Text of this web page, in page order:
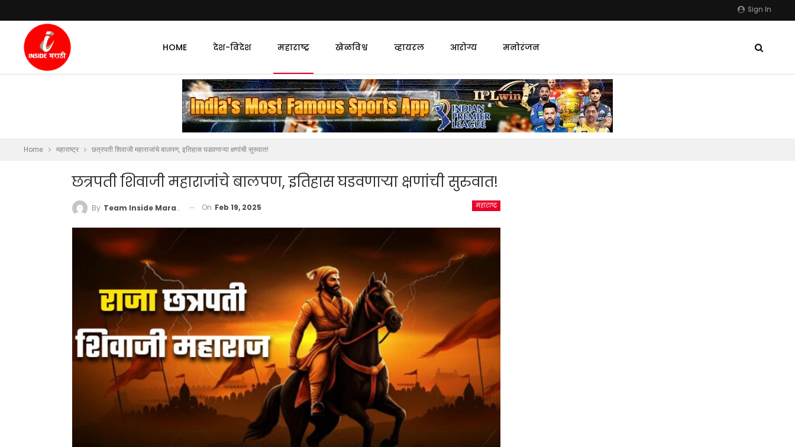
Sign In
HOME देश-विदेश महाराष्ट्र खेळविश्व व्हायरल आरोग्य मनोरंजन
Home महाराष्ट्र छत्रपती शिवाजी महाराजांचे बालपण, इतिहास घडवणाऱ्या क्षणांची सुरुवात!
छत्रपती शिवाजी महाराजांचे बालपण, इतिहास घडवणाऱ्या क्षणांची सुरुवात!
महाराष्ट्र
By Team Inside Marathi On Feb 19, 2025